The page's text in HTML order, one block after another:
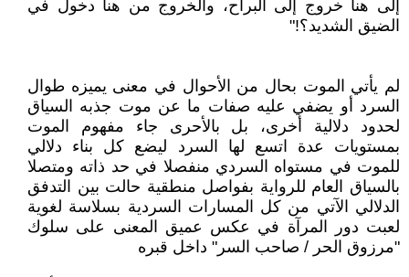
إلى هنا خروج إلى البراح، والخروج من هنا دخول في
الضيق الشديد؟!"
لم يأتي الموت بحال من الأحوال في معنى يميزه طوال
السرد أو يضفي عليه صفات ما عن موت جذبه السياق
لحدود دلالية أخرى، بل بالأحرى جاء مفهوم الموت
بمستويات عدة اتسع لها السرد ليضع كل بناء دلالي
للموت في مستواه السردي منفصلا في حد ذاته ومتصلا
بالسياق العام للرواية بفواصل منطقية حالت بين التدفق
الدلالي الآتي من كل المسارات السردية بسلاسة لغوية
لعبت دور المرآة في عكس عميق المعنى على سلوك
"مرزوق الحر / صاحب السر" داخل قبره